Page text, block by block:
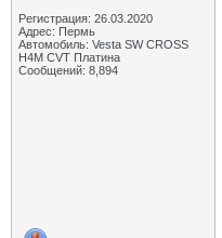
Регистрация: 26.03.2020
Адрес: Пермь
Автомобиль: Vesta SW CROSS
H4M CVT Платина
Сообщений: 8,894